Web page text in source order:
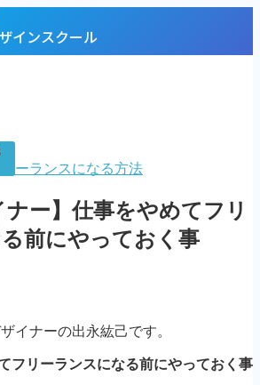
インスクール
ーランスになる方法
ナー】仕事をやめてフリ
前にやっておく事
イナーの出永紘己です。
フリーランスになる前にやっておく事